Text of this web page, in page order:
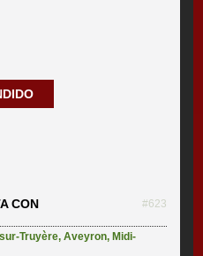
CON
#623
Truyère,Aveyron, Midi-